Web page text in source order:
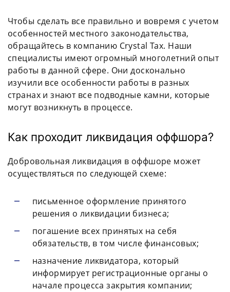
Чтобы сделать все правильно и вовремя с учетом
особенностей местного законодательства,
обращайтесь в компанию Crystal Tax. Наши
специалисты имеют огромный многолетний опыт
работы в данной сфере. Они досконально
изучили все особенности работы в разных
странах и знают все подводные камни, которые
могут возникнуть в процессе.
Как проходит ликвидация оффшора?
Добровольная ликвидация в оффшоре может
осуществляться по следующей схеме:
письменное оформление принятого
решения о ликвидации бизнеса;
погашение всех принятых на себя
обязательств, в том числе финансовых;
назначение ликвидатора, который
информирует регистрационные органы о
начале процесса закрытия компании;